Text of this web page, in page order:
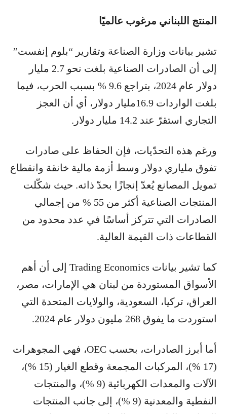
المنتج اللبناني مرغوب عالميًا
تشير بيانات وزارة الصناعة وتقارير “بلوم إنفست”
إلى أن الصادرات الصناعية بلغت نحو 2.7 مليار
دولار عام 2024، بتراجع 9.6 % بسبب الحرب، فيما
بلغت الواردات 16.9مليار دولار، أي أن العجز
التجاري استقرّ عند 14.2 مليار دولار.
ورغم هذه التحدّيات، فإن الحفاظ على صادرات
تفوق ملياري دولار وسط أزمة مالية خانقة وانقطاع
تمويل المصانع يُعدّ إنجازًا بحدّ ذاته. حيث شكّلت
المنتجات الصناعية أكثر من 55 % من إجمالي
الصادرات التي تتركز أساسًا في عدد محدود من
القطاعات ذات القيمة العالية.
كما تشير بيانات Trading Economics إلى أن أهم
الأسواق المستوردة من لبنان هي الإمارات، مصر،
العراق، تركيا، السعودية، والولايات المتحدة التي
استوردت ما يفوق 268 مليون دولار عام 2024.
أما أبرز الصادرات، بحسب OEC، فهي المجوهرات
(17 %)، المركبات المجمعة وقطع الغيار (15 %)،
الآلات والمعدات الكهربائية (9 %)، والمنتجات
النفطية والمعدنية (9 %)، إلى جانب المنتجات